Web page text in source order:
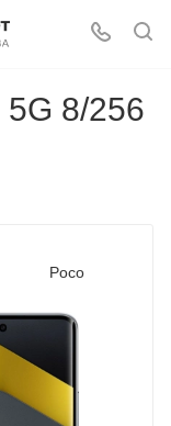
8/256
Poco